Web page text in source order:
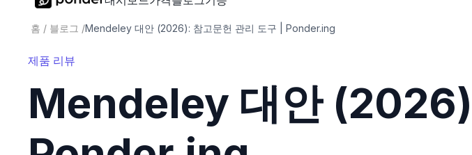
홈 / 블로그 /Mendeley 대안 (2026): 참고문헌 관리 도구 | Ponder.ing
제품 리뷰
Mendeley 대안